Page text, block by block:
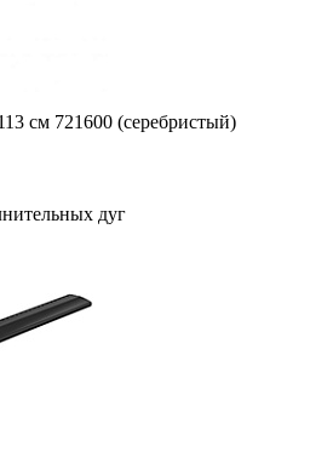
см 721600 (серебристый)
дуг